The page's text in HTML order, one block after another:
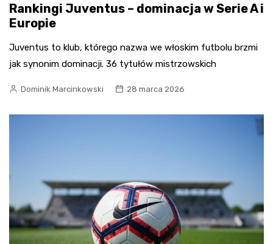
Rankingi Juventus – dominacja w Serie A i
Europie
Juventus to klub, którego nazwa we włoskim futbolu brzmi
jak synonim dominacji. 36 tytułów mistrzowskich
Dominik Marcinkowski 28 marca 2026